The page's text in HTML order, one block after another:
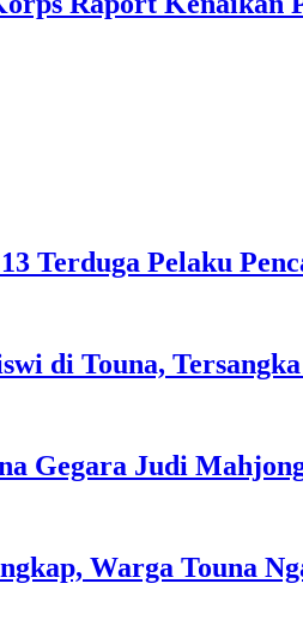
Terduga Pelaku
di Touna,
Gegara Judi
Warga Touna